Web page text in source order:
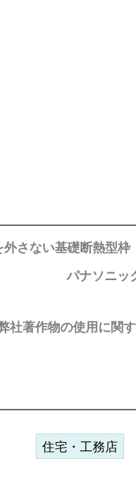
さない基礎断熱型
パナソニッ
社著作物の使用に関
住宅・工務店